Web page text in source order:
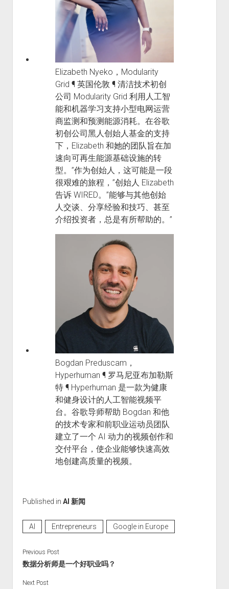
Elizabeth Nyeko，Modularity
Grid ¶ 英国伦敦 ¶ 清洁技术初创
公司 Modularity Grid 利用人工智
能和机器学习支持小型电网运营
商监测和预测能源消耗。在谷歌
初创公司黑人创始人基金的支持
下，Elizabeth 和她的团队旨在加
速向可再生能源基础设施的转
型。”作为创始人，这可能是一段
很艰难的旅程，”创始人 Elizabeth
告诉 WIRED。”能够与其他创始
人交谈、分享经验和技巧、甚至
介绍投资者，总是有所帮助的。”
Bogdan Preduscam，
Hyperhuman ¶ 罗马尼亚布加勒斯
特 ¶ Hyperhuman 是一款为健康
和健身设计的人工智能视频平
台。谷歌导师帮助 Bogdan 和他
的技术专家和前职业运动员团队
建立了一个 AI 动力的视频创作和
交付平台，使企业能够快速高效
地创建高质量的视频。
Published in AI 新闻
AI Entrepreneurs Google in Europe
Previous Post
数据分析师是一个好职业吗？
Next Post